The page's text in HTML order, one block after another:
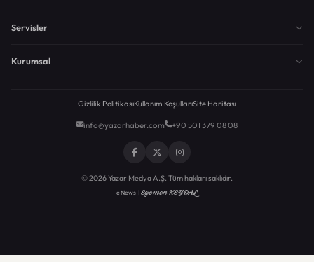
Servisler
Kurumsal
Gizlilik PolitikasıKullanım KoşullarıSite Haritası
info@yazarhaber.com +90 501 379 08 08
© 2026 Yazar Medya A.Ş. Tüm hakları saklıdır.
eNews |Egemen KEYDAL